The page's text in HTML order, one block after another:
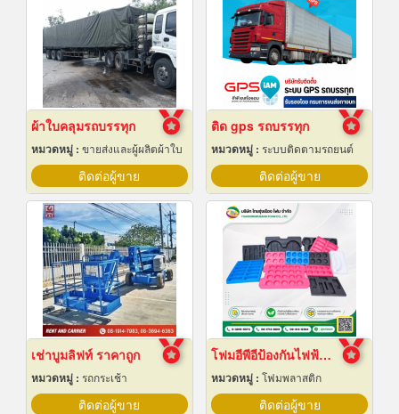
ผ้าใบคลุมรถบรรทุก
หมวดหมู่ : ขายส่งและผู้ผลิตผ้าใบ
ติดต่อผู้ขาย
ติด gps รถบรรทุก
หมวดหมู่ : ระบบติดตามรถยนต์
ติดต่อผู้ขาย
เช่าบูมลิฟท์ ราคาถูก
หมวดหมู่ : รถกระเช้า
ติดต่อผู้ขาย
โฟมอีพีอีป้องกันไฟฟ้าสถิต
หมวดหมู่ : โฟมพลาสติก
ติดต่อผู้ขาย